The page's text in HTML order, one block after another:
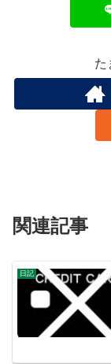
た
関連記事
日記